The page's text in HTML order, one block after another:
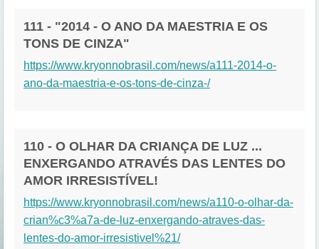
111 - "2014 - O ANO DA MAESTRIA E OS
TONS DE CINZA"
https://www.kryonnobrasil.com/news/a111-2014-o-
ano-da-maestria-e-os-tons-de-cinza-/
110 - O OLHAR DA CRIANÇA DE LUZ ...
ENXERGANDO ATRAVÉS DAS LENTES DO
AMOR IRRESISTÍVEL!
https://www.kryonnobrasil.com/news/a110-o-olhar-da-
crian%c3%a7a-de-luz-enxergando-atraves-das-
lentes-do-amor-irresistivel%21/